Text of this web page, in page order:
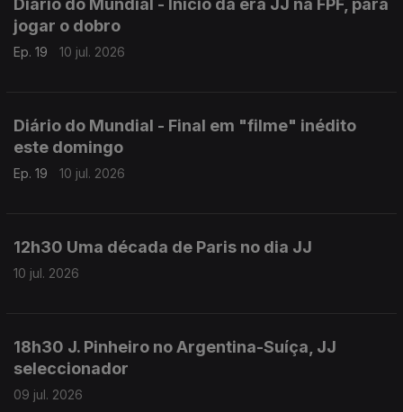
Diário do Mundial - Início da era JJ na FPF, para
jogar o dobro
Ep. 19 10 jul. 2026
Diário do Mundial - Final em "filme" inédito
este domingo
Ep. 19 10 jul. 2026
12h30 Uma década de Paris no dia JJ
10 jul. 2026
18h30 J. Pinheiro no Argentina-Suíça, JJ
seleccionador
09 jul. 2026